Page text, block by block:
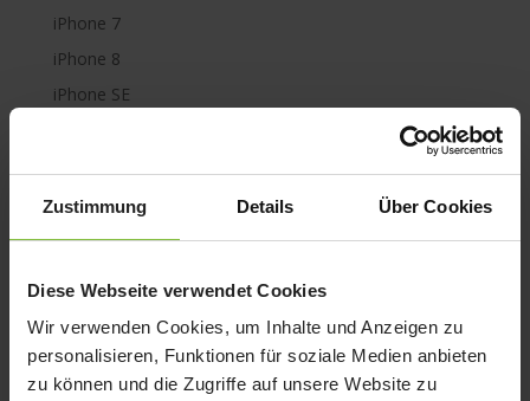
Zustimmung Details Über Cookies
Diese Webseite verwendet Cookies
Wir verwenden Cookies, um Inhalte und Anzeigen zu
personalisieren, Funktionen für soziale Medien anbieten
zu können und die Zugriffe auf unsere Website zu
iPhone 7
iPhone 8
iPhone SE
iPod shuffle
iPod touch
Lightning